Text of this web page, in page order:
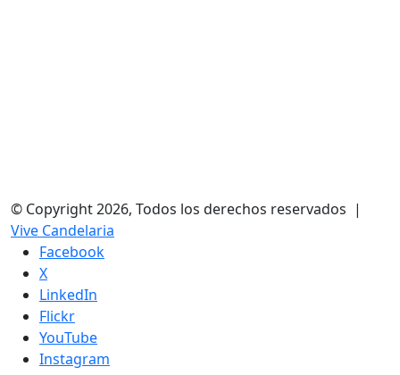
© Copyright 2026, Todos los derechos reservados |
Vive Candelaria
Facebook
X
LinkedIn
Flickr
YouTube
Instagram